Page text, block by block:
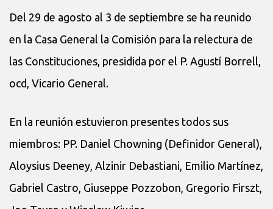
Del 29 de agosto al 3 de septiembre se ha reunido
en la Casa General la Comisión para la relectura de
las Constituciones, presidida por el P. Agustí Borrell,
ocd, Vicario General.
En la reunión estuvieron presentes todos sus
miembros: PP. Daniel Chowning (Definidor General),
Aloysius Deeney, Alzinir Debastiani, Emilio Martínez,
Gabriel Castro, Giuseppe Pozzobon, Gregorio Firszt,